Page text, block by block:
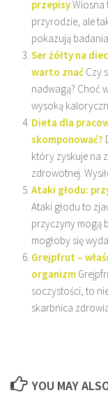
przepisyWiosna
przyrodzie, ale
pokazują
Ser żółty na
warto znać Czy
nadwagą? Choć
wysoką
Dieta dla
skomponować?
który zyskuje na
zdrowotnej.
Ataki głodu:
Ataki głodu to
przyczyny mogą
mogłoby się
Grejpfrut –
organizm
soczystości, to
skarbnica
YOU MAY